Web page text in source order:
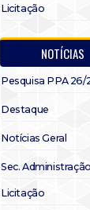
Licitação
NOTÍCIAS
Pesquisa PPA 26/
Destaque
Notícias Geral
Sec. Administração
Licitação